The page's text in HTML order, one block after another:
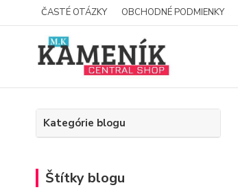
ČASTÉ OTÁZKY OBCHODNÉ PODMIENKY
Kategórie blogu
Štítky blogu